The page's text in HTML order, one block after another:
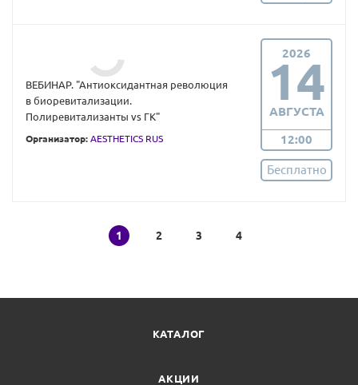
ВЕБИНАР. "Антиоксидантная революция
в биоревитализации.
Полиревитализанты vs ГК"
Организатор: AESTHETICS RUS
2026
14
АВГУСТА
12:00
Бесплатно
1 2 3 4
КАТАЛОГ
АКЦИИ